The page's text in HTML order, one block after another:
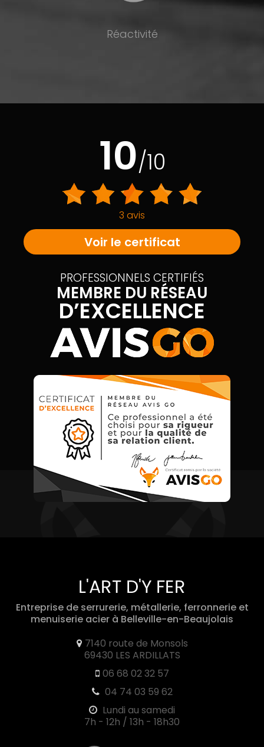
Réactivité
10/10
3 avis
Voir le certificat
PROFESSIONNELS CERTIFIÉS
MEMBRE DU RÉSEAU
D’EXCELLENCE
Entreprise de serrurerie, métallerie, ferronnerie et
menuiserie acier à Belleville-en-Beaujolais
7140 route de Monsols
69430 LES ARDILLATS
06 68 02 32 57
04 74 03 59 62
Lundi au samedi
7h - 12h / 13h - 18h30